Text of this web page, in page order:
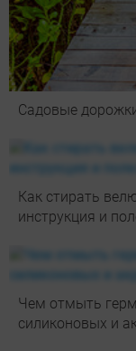
Садовые
Как стирать
инструкция и
Чем отмыть
силиконовых и